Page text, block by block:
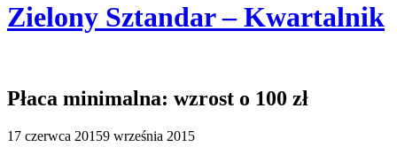
Zielony Sztandar – Kwartalnik
Płaca minimalna: wzrost o 100 zł
17 czerwca 20159 września 2015